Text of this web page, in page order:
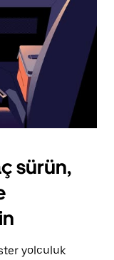
sürün,
yolculuk